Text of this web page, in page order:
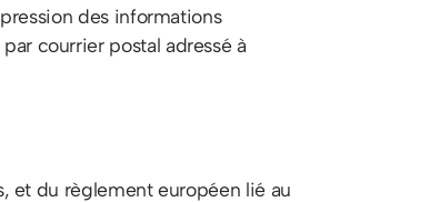
des informations
courrier postal adressé à
et du règlement européen lié au